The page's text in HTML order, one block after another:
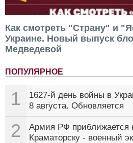
Как смотреть "Страну" и
Украине. Новый выпуск
Медведевой
ПОПУЛЯРНОЕ
1
1627-й день войны в
8 августа. Обновляется
2
Армия РФ приближается
Краматорску - военный